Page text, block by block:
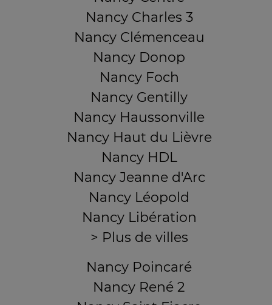
Nancy Charles 3
Nancy Clémenceau
Nancy Donop
Nancy Foch
Nancy Gentilly
Nancy Haussonville
Nancy Haut du Lièvre
Nancy HDL
Nancy Jeanne d'Arc
Nancy Léopold
Nancy Libération
> Plus de villes
Nancy Poincaré
Nancy René 2